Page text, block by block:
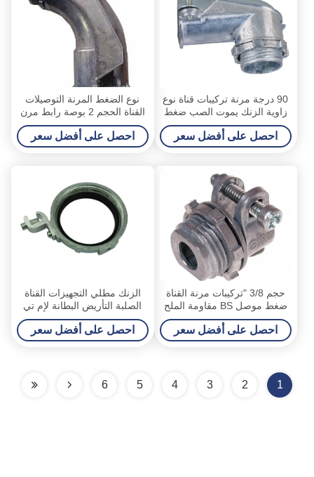
90 درجة مرنة تركيبات قناة نوع
زاوية الزنك يموت الصب ضغط
الموصل
احصل على أفضل سعر
نوع الضغط المرنة التوصيلات
القناة الحجم 2 بوصة رابط مرن
UL E345464
احصل على أفضل سعر
حجم 3/8 "تركيبات مرنة القناة
ضغط موصل BS مقاومة الملح
القياسية
احصل على أفضل سعر
الزنك مطلي التجهيزات القناة
الصلبة التأريض البطانة لإم تي
القناة
احصل على أفضل سعر
1
2
3
4
5
6